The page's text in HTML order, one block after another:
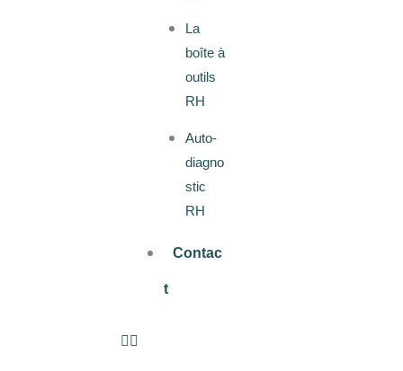
La
boîte à
outils
RH
Auto-
diagno
stic
RH
Contac
t